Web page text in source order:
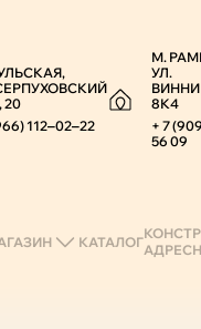
20
112‒02‒22
М.
УЛ.
8К4
+ 7
56 09
КАТАЛОГ